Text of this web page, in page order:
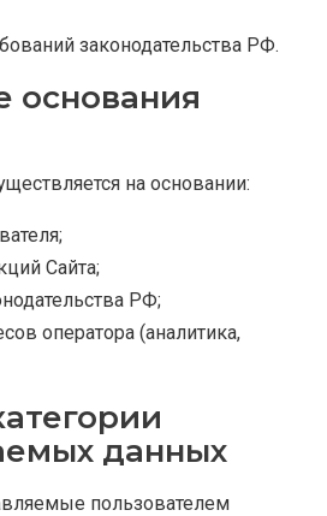
законодательства РФ.
основания
на основании:
Сайта;
РФ;
оператора (аналитика,
данных
пользователем